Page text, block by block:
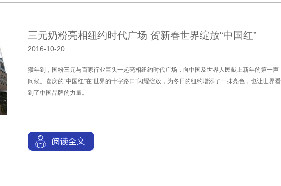
三元奶粉亮相纽约时代广场 贺新春世界绽放“中国红”
2016-10-20
猴年到，国粉三元与百家行业巨头一起亮相纽约时代广场，向中国及世界人民献上新年的第一声
问候。喜庆的“中国红”在“世界的十字路口”闪耀绽放，为冬日的纽约增添了一抹亮色，也让世界看
到了中国品牌的力量。